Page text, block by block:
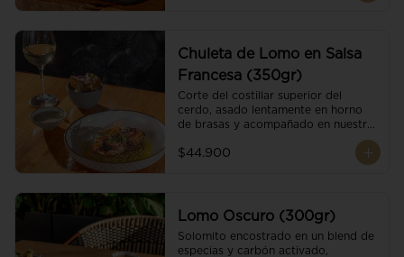
Chuleta de Lomo en Salsa
Francesa (350gr)
Corte del costillar superior del
cerdo, asado lentamente en horno
de brasas y acompañado en nuestra
$44.900
Lomo Oscuro (300gr)
Solomito encostrado en un blend de
especias y carbón activado,